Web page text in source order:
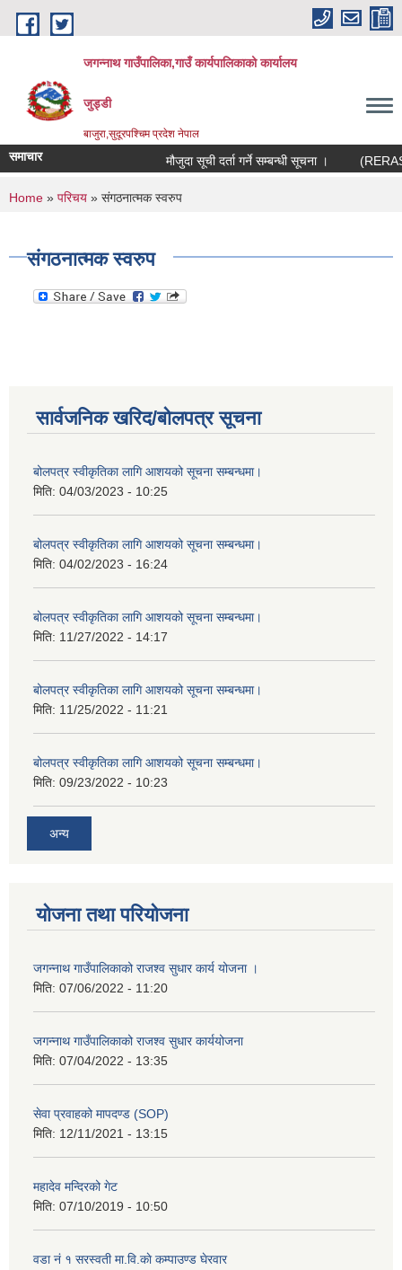
Skip to main content
जगन्नाथ गाउँपालिका,गाउँ कार्यपालिकाको कार्यालय
जुड्डी
बाजुरा,सुदूरपश्चिम प्रदेश नेपाल
समाचार मौजुदा सूची दर्ता गर्ने सम्बन्धी सूचना ।
You are here
Home » परिचय » संगठनात्मक स्वरुप
संगठनात्मक स्वरुप
सार्वजनिक खरिद/बोलपत्र सूचना
बोलपत्र स्वीकृतिका लागि आशयको सूचना सम्बन्धमा।
मिति: 04/03/2023 - 10:25
बोलपत्र स्वीकृतिका लागि आशयको सूचना सम्बन्धमा।
मिति: 04/02/2023 - 16:24
बोलपत्र स्वीकृतिका लागि आशयको सूचना सम्बन्धमा।
मिति: 11/27/2022 - 14:17
बोलपत्र स्वीकृतिका लागि आशयको सूचना सम्बन्धमा।
मिति: 11/25/2022 - 11:21
बोलपत्र स्वीकृतिका लागि आशयको सूचना सम्बन्धमा।
मिति: 09/23/2022 - 10:23
अन्य
योजना तथा परियोजना
जगन्नाथ गाउँपालिकाको राजश्व सुधार कार्य योजना ।
मिति: 07/06/2022 - 11:20
जगन्नाथ गाउँपालिकाको राजश्व सुधार कार्ययोजना
मिति: 07/04/2022 - 13:35
सेवा प्रवाहको मापदण्ड (SOP)
मिति: 12/11/2021 - 13:15
महादेव मन्दिरको गेट
मिति: 07/10/2019 - 10:50
वडा नं १ सरस्वती मा.वि.काे कम्पाउण्ड घेरवार